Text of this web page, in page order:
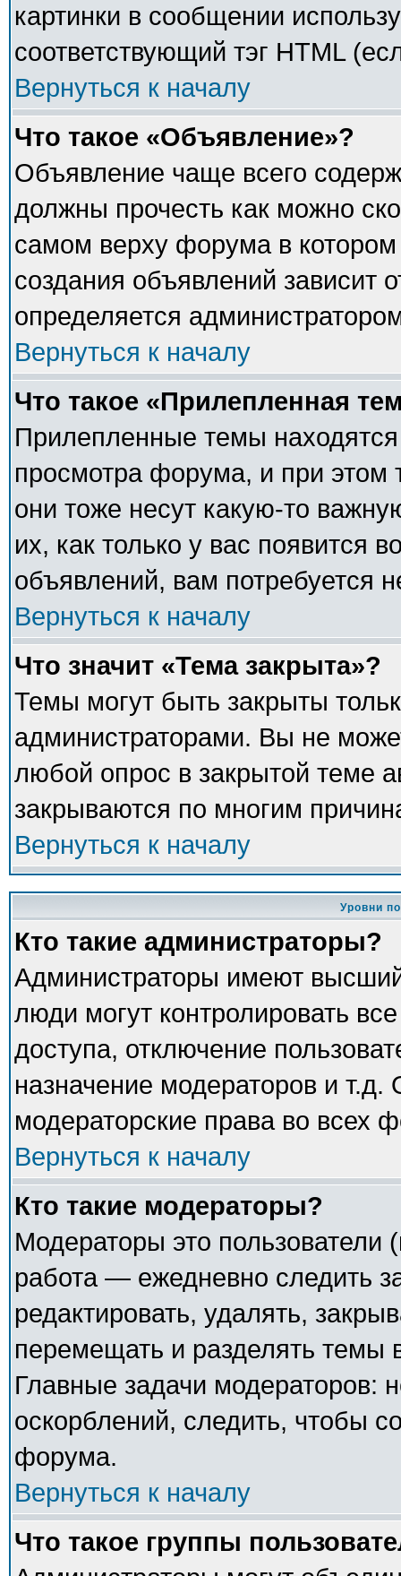
картинки в сообщении
соответствующий тэг HTML
Вернуться к началу
Что такое «Объявление»?
Объявление чаще всего
должны прочесть как можно
самом верху форума в
создания объявлений зависит
определяется
Вернуться к началу
Что такое «Прилепленная
Прилепленные темы
просмотра форума, и при этом
они тоже несут какую-то
их, как только у вас появится
объявлений, вам потребуется
Вернуться к началу
Что значит «Тема закрыта»?
Темы могут быть закрыты
администраторами. Вы не
любой опрос в закрытой теме
закрываются по многим
Вернуться к началу
Уровни
Кто такие администраторы?
Администраторы имеют
люди могут контролировать
доступа, отключение
назначение модераторов и
модераторские права во всех
Вернуться к началу
Кто такие модераторы?
Модераторы это пользователи
работа — ежедневно следить
редактировать, удалять,
перемещать и разделять темы
Главные задачи модераторов:
оскорблений, следить, чтобы
форума.
Вернуться к началу
Что такое группы